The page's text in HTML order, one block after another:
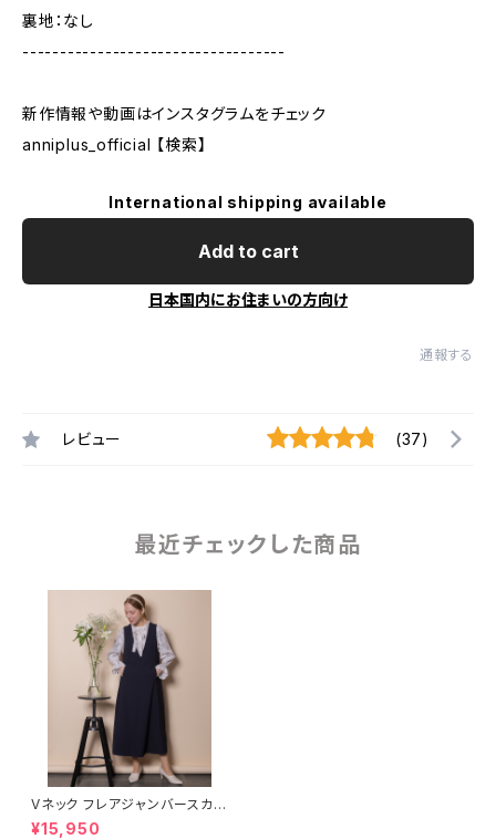
裏地：なし
-----------------------------------
新作情報や動画はインスタグラムをチェック
anniplus_official 【検索】
International shipping available
Add to cart
日本国内にお住まいの方向け
通報する
レビュー (37)
最近チェックした商品
Vネック フレアジャンバースカー
ト【5665001】
¥15,950